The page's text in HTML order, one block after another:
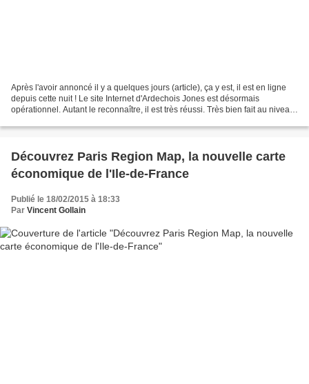
Après l'avoir annoncé il y a quelques jours (article), ça y est, il est en ligne
depuis cette nuit ! Le site Internet d'Ardechois Jones est désormais
opérationnel. Autant le reconnaître, il est très réussi. Très bien fait au niveau
Découvrez Paris Region Map, la nouvelle carte
économique de l'Ile-de-France
Publié le 18/02/2015 à 18:33
Par Vincent Gollain